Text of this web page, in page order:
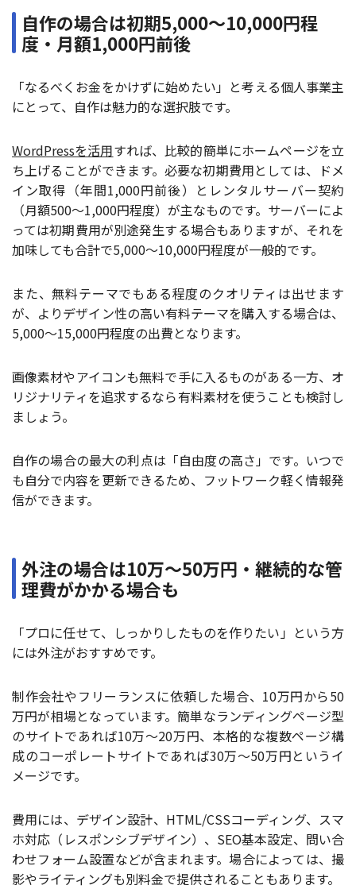
自作の場合は初期5,000〜10,000円程
度・月額1,000円前後
「なるべくお金をかけずに始めたい」と考える個人事業主
にとって、自作は魅力的な選択肢です。
WordPressを活用すれば、比較的簡単にホームページを立
ち上げることができます。必要な初期費用としては、ドメ
イン取得（年間1,000円前後）とレンタルサーバー契約
（月額500〜1,000円程度）が主なものです。サーバーによ
っては初期費用が別途発生する場合もありますが、それを
加味しても合計で5,000〜10,000円程度が一般的です。
また、無料テーマでもある程度のクオリティは出せます
が、よりデザイン性の高い有料テーマを購入する場合は、
5,000〜15,000円程度の出費となります。
画像素材やアイコンも無料で手に入るものがある一方、オ
リジナリティを追求するなら有料素材を使うことも検討し
ましょう。
自作の場合の最大の利点は「自由度の高さ」です。いつで
も自分で内容を更新できるため、フットワーク軽く情報発
信ができます。
外注の場合は10万〜50万円・継続的な管
理費がかかる場合も
「プロに任せて、しっかりしたものを作りたい」という方
には外注がおすすめです。
制作会社やフリーランスに依頼した場合、10万円から50
万円が相場となっています。簡単なランディングページ型
のサイトであれば10万〜20万円、本格的な複数ページ構
成のコーポレートサイトであれば30万〜50万円というイ
メージです。
費用には、デザイン設計、HTML/CSSコーディング、スマ
ホ対応（レスポンシブデザイン）、SEO基本設定、問い合
わせフォーム設置などが含まれます。場合によっては、撮
影やライティングも別料金で提供されることもあります。